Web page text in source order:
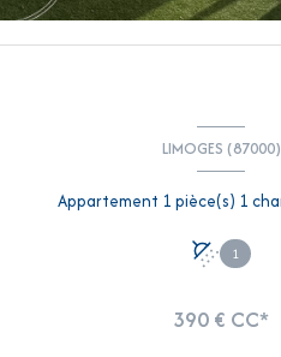
LIMOGES (87000)
1
390 € CC*